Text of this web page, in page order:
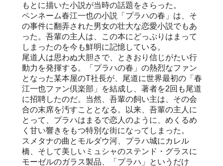
もとに描いた小説が当時の話題をさらった。
ペンネーム春江一也の小説「プラハの春」は、そ
の事件に翻弄された男女の壮大な恋愛小説でもあ
った。吾輩の主人は、この本にどっぷりはまって
しまったのを今も鮮明に記憶している。
尾道人は思わぬ大胆さで、ときおり信じがたい行
動力を発揮する。「プラハの春」の熱烈なファン
となった某本屋のT社長が、尾道に世界最初の「春
江一也ファン倶楽部」を結成し、著者を2回も尾道
に招聘したのだ。当然、吾輩の飼い主は、その会
合の末席を汚すこととなる。以来、吾輩の主人に
とって、プラハはまるで恋人のように、めくるめ
く甘い響きをもつ特別な街になってしまった。
スメタナの曲とモルダウ河、プラハ城にカレル
橋、そして美しいミュシャのステンド・グラスに
モーゼルのガラス製品、「プラハ」というだけ